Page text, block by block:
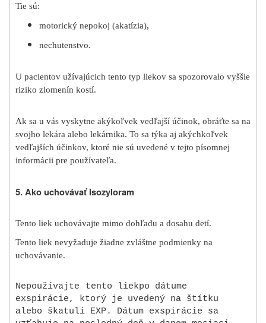
Tie sú:
motorický nepokoj (akatízia),
nechutenstvo.
U pacientov užívajúcich tento typ liekov sa spozorovalo vyššie
riziko zlomenín kostí.
Ak sa u vás vyskytne akýkoľvek vedľajší účinok, obráťte sa na
svojho lekára alebo lekárnika. To sa týka aj akýchkoľvek
vedľajších účinkov, ktoré nie sú uvedené v tejto písomnej
informácii pre používateľa.
5. Ako uchovávať Isozyloram
Tento liek uchovávajte mimo dohľadu a dosahu detí.
Tento liek nevyžaduje žiadne zvláštne podmienky na
uchovávanie.
Nepoužívajte tento liekpo dátume
exspirácie, ktorý je uvedený na štítku
alebo škatuli EXP. Dátum exspirácie sa